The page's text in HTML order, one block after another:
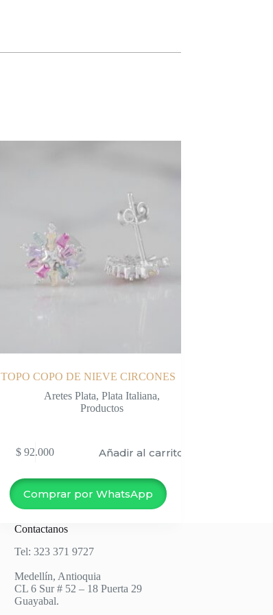
TOPO COPO DE NIEVE CIRCONES
Aretes Plata,Plata Italiana,
Productos
$ 92.000 Añadir al carrito
Comprar por WhatsApp
Contactanos
Tel: 323 371 9727
Medellín, Antioquia
CL 6 Sur # 52 – 18 Puerta 29
Guayabal.